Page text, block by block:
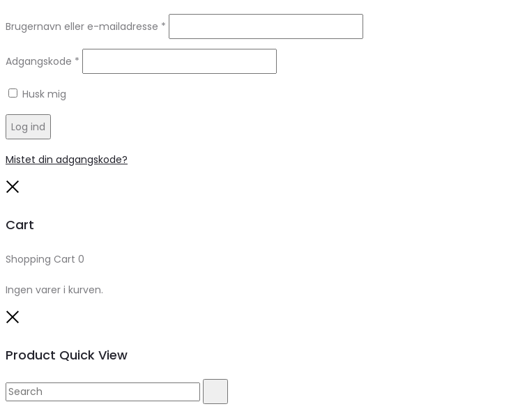
Brugernavn eller e-mailadresse *
Adgangskode *
Husk mig
Log ind
Mistet din adgangskode?
Cart
Shopping Cart 0
Ingen varer i kurven.
Product Quick View
Search